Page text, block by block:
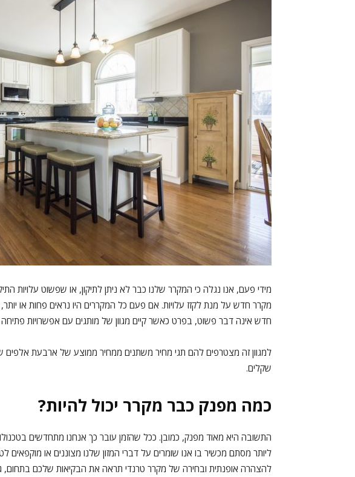
מידי פעם, אנו נגלה כי המקרר שלנו כבר לא ניתן לתיקון, או שפשוט עלויות
מקרר חדש על מנת לקזז עלויות. אם פעם כל המקררים היו נראים פחות או
חדש אינה דבר פשוט, בפרט כאשר קיים מגוון של מותגים עם אפשרויות
למגוון זה מצטרפים להם תגי מחיר משתנים ממחיר ממוצע של ארבעת
שקלים.
כמה מפנק כבר מקרר יכול להיות?
התשובה היא מאוד מפנק, כמובן. ככל שהזמן עובר כך אנחנו מתחדשים
ליותר מסתם מכשיר בו אנו שומרים על דברי המזון שלנו מצוננים או מוקפאים
להצהרה אופנתית ובחירה של מקרר טרנדי תראה את הבקיאות שלכם